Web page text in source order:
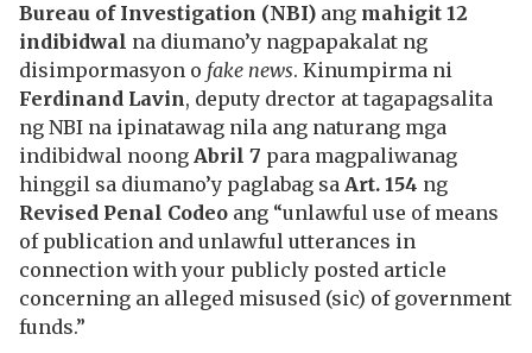
Bureau of Investigation (NBI) ang mahigit 12
indibidwal na diumano’y nagpapakalat ng
disimpormasyon o fake news. Kinumpirma ni
Ferdinand Lavin, deputy drector at tagapagsalita
ng NBI na ipinatawag nila ang naturang mga
indibidwal noong Abril 7 para magpaliwanag
hinggil sa diumano’y paglabag sa Art. 154 ng
Revised Penal Codeo ang “unlawful use of means
of publication and unlawful utterances in
connection with your publicly posted article
concerning an alleged misused (sic) of government
funds.”